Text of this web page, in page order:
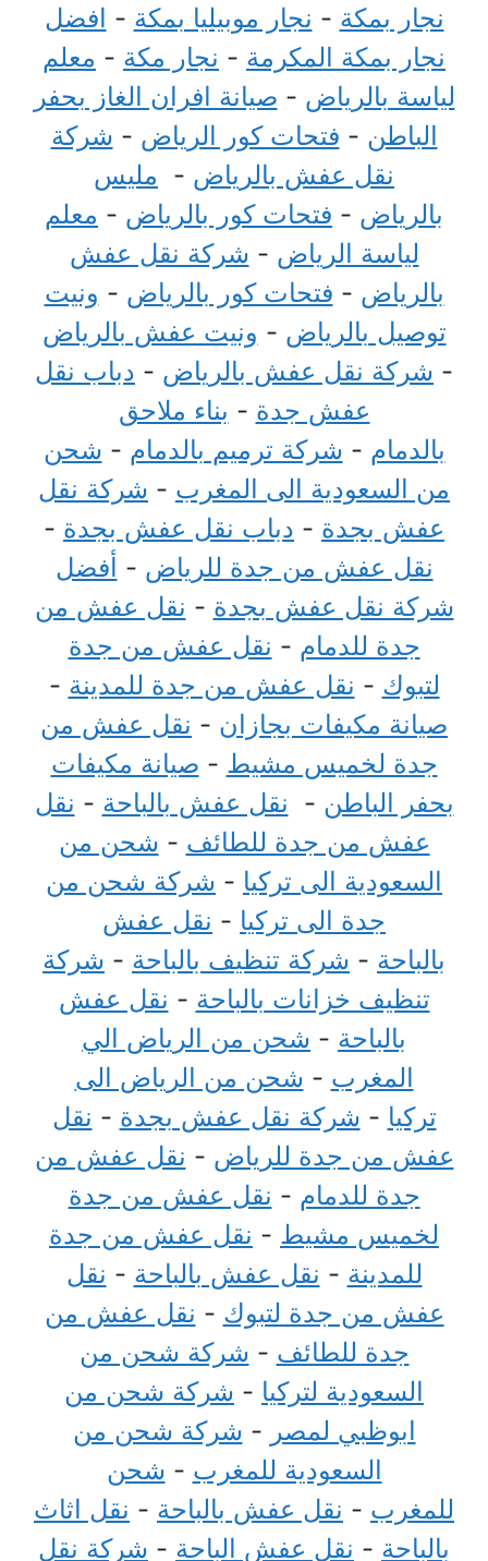
نجار بمكة - نجار موبيليا بمكة - افضل
نجار بمكة المكرمة - نجار مكة - معلم
لياسة بالرياض - صيانة افران الغاز بحفر
الباطن - فتحات كور الرياض - شركة
نقل عفش بالرياض - مليس
بالرياض - فتحات كور بالرياض - معلم
لياسة الرياض - شركة نقل عفش
بالرياض - فتحات كور بالرياض - ونيت
توصيل بالرياض - ونيت عفش بالرياض
- شركة نقل عفش بالرياض - دباب نقل
عفش جدة - بناء ملاحق
بالدمام - شركة ترميم بالدمام - شحن
من السعودية الى المغرب - شركة نقل
عفش بجدة - دباب نقل عفش بجدة -
نقل عفش من جدة للرياض - أفضل
شركة نقل عفش بجدة - نقل عفش من
جدة للدمام - نقل عفش من جدة
لتبوك - نقل عفش من جدة للمدينة -
صيانة مكيفات بجازان - نقل عفش من
جدة لخميس مشيط - صيانة مكيفات
بحفر الباطن - نقل عفش بالباحة - نقل
عفش من جدة للطائف - شحن من
السعودية الى تركيا - شركة شحن من
جدة الى تركيا - نقل عفش
بالباحة - شركة تنظيف بالباحة - شركة
تنظيف خزانات بالباحة - نقل عفش
بالباحة - شحن من الرياض الي
المغرب - شحن من الرياض الى
تركيا - شركة نقل عفش بجدة - نقل
عفش من جدة للرياض - نقل عفش من
جدة للدمام - نقل عفش من جدة
لخميس مشيط - نقل عفش من جدة
للمدينة - نقل عفش بالباحة - نقل
عفش من جدة لتبوك - نقل عفش من
جدة للطائف - شركة شحن من
السعودية لتركيا - شركة شحن من
ابوظبي لمصر - شركة شحن من
السعودية للمغرب - شحن
للمغرب - نقل عفش بالباحة - نقل اثاث
بالباحة - نقل عفش الباحة - شركة نقل